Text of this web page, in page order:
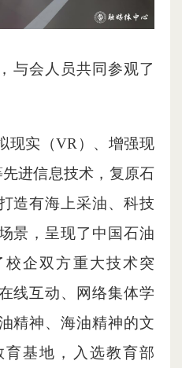
与会人员共同参观了
现实（VR）、增强现
进信息技术，复原石
造有海上采油、科技
景，呈现了中国石油
企双方重大技术突
线互动、网络集体学
精神、海油精神的文
基地，入选教育部